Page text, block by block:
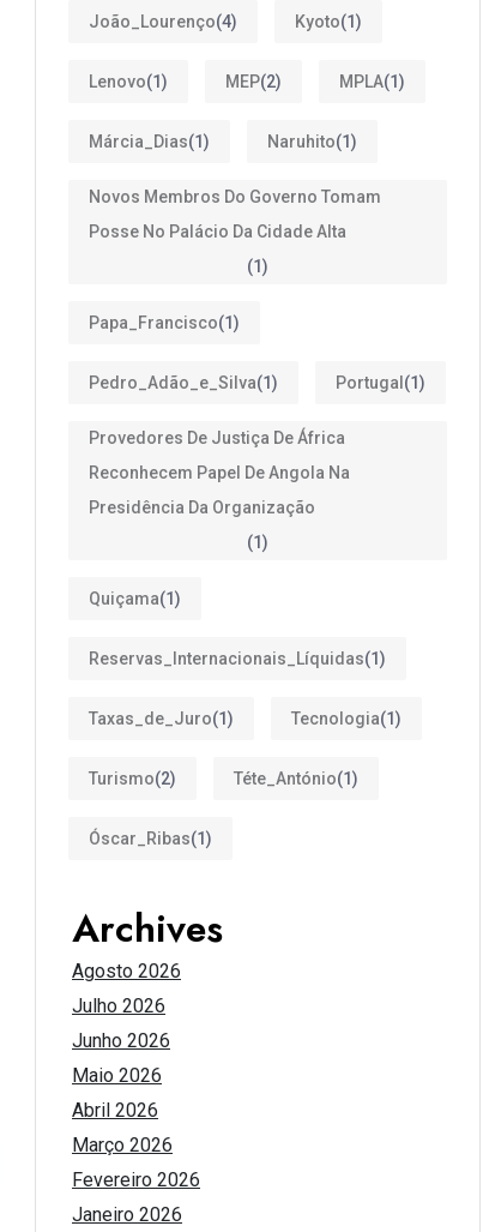
João_Lourenço(4) Kyoto(1)
Lenovo(1) MEP(2) MPLA(1)
Márcia_Dias(1) Naruhito(1)
Novos Membros Do Governo Tomam
Posse No Palácio Da Cidade Alta
(1)
Papa_Francisco(1)
Pedro_Adão_e_Silva(1) Portugal(1)
Provedores De Justiça De África
Reconhecem Papel De Angola Na
Presidência Da Organização
(1)
Quiçama(1)
Reservas_Internacionais_Líquidas(1)
Taxas_de_Juro(1) Tecnologia(1)
Turismo(2) Téte_António(1)
Óscar_Ribas(1)
Archives
Agosto 2026
Julho 2026
Junho 2026
Maio 2026
Abril 2026
Março 2026
Fevereiro 2026
Janeiro 2026